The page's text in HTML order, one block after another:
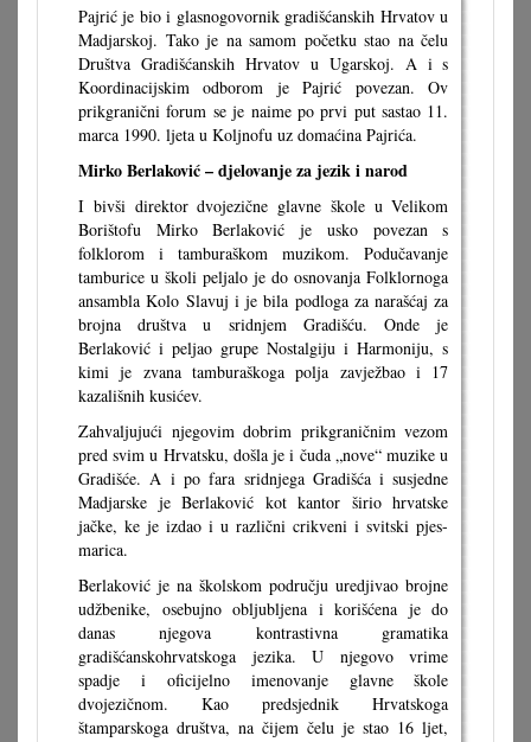
Pajrić je bio i glasnogovornik gradišćanskih Hrvatov u
Madjarskoj. Tako je na samom početku stao na čelu
Društva Gradišćanskih Hrvatov u Ugarskoj. A i s
Koordinacijskim odborom je Pajrić povezan. Ov
prikgranični forum se je naime po prvi put sastao 11.
marca 1990. ljeta u Koljnofu uz domaćina Pajrića.
Mirko Berlaković – djelovanje za jezik i narod
I bivši direktor dvojezične glavne škole u Velikom
Borištofu Mirko Berlaković je usko povezan s
folklorom i tamburaškom muzikom. Podučavanje
tamburice u školi peljalo je do osnovanja Folklornoga
ansambla Kolo Slavuj i je bila podloga za narašćaj za
brojna društva u sridnjem Gradišću. Onde je
Berlaković i peljao grupe Nostalgiju i Harmoniju, s
kimi je zvana tamburaškoga polja zavježbao i 17
kazališnih kusićev.
Zahvaljujući njegovim dobrim prikgraničnim vezom
pred svim u Hrvatsku, došla je i čuda „nove“ muzike u
Gradišće. A i po fara sridnjega Gradišća i susjedne
Madjarske je Berlaković kot kantor širio hrvatske
jačke, ke je izdao i u različni crikveni i svitski pjes-
marica.
Berlaković je na školskom području uredjivao brojne
udžbenike, osebujno obljubljena i korišćena je do
danas njegova kontrastivna gramatika
gradišćanskohrvatskoga jezika. U njegovo vrime
spadje i oficijelno imenovanje glavne škole
dvojezičnom. Kao predsjednik Hrvatskoga
štamparskoga društva, na čijem čelu je stao 16 ljet,